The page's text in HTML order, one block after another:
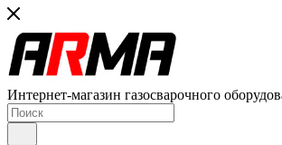
Интернет-магазин газосварочного